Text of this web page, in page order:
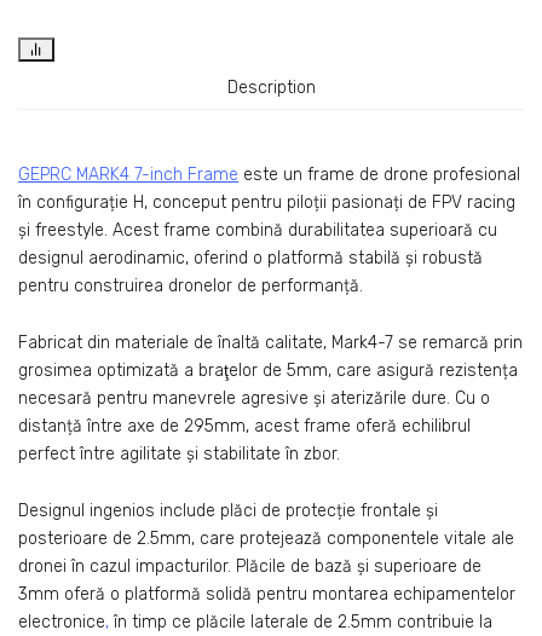
Description
GEPRC MARK4 7-inch Frame este un frame de drone profesional
în configurație H, conceput pentru piloții pasionați de FPV racing
și freestyle. Acest frame combină durabilitatea superioară cu
designul aerodinamic, oferind o platformă stabilă și robustă
pentru construirea dronelor de performanță.
Fabricat din materiale de înaltă calitate, Mark4-7 se remarcă prin
grosimea optimizată a braţelor de 5mm, care asigură rezistența
necesară pentru manevrele agresive și aterizările dure. Cu o
distanță între axe de 295mm, acest frame oferă echilibrul
perfect între agilitate și stabilitate în zbor.
Designul ingenios include plăci de protecție frontale și
posterioare de 2.5mm, care protejează componentele vitale ale
dronei în cazul impacturilor. Plăcile de bază și superioare de
3mm oferă o platformă solidă pentru montarea echipamentelor
electronice,în timp ce plăcile laterale de 2.5mm contribuie la